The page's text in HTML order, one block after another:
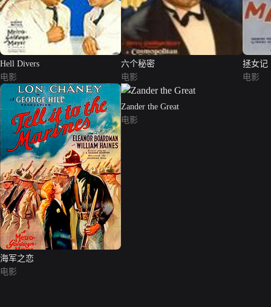
Hell Divers
电影
六个秘密
电影
拯女记
电影
海军之恋
电影
Zander the Great
电影